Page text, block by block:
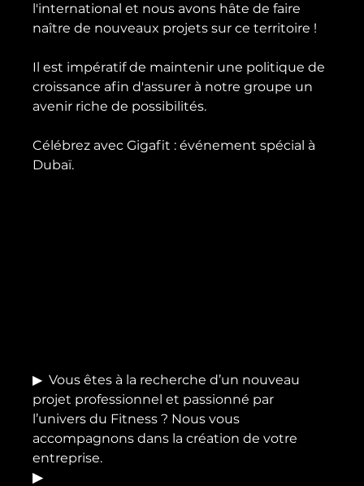
l'international et nous avons hâte de faire
naître de nouveaux projets sur ce territoire !
Il est impératif de maintenir une politique de
croissance afin d'assurer à notre groupe un
avenir riche de possibilités.
Célébrez avec Gigafit : événement spécial à
Dubaï.
▶ Vous êtes à la recherche d’un nouveau
projet professionnel et passionné par
l’univers du Fitness ? Nous vous
accompagnons dans la création de votre
entreprise.
▶